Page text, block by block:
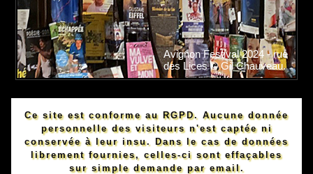
Avignon Festival 2024 - rue
des Lices © Gil Chauveau.
Ce site est conforme au RGPD. Aucune donnée
personnelle des visiteurs n'est captée ni
conservée à leur insu. Dans le cas de données
librement fournies, celles-ci sont effaçables
sur simple demande par email.